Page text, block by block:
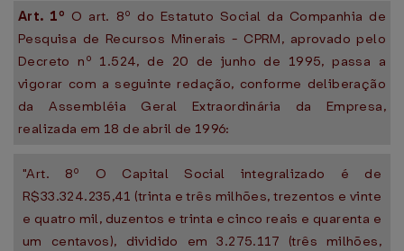
Art. 1º O art. 8º do Estatuto Social da Companhia de
Pesquisa de Recursos Minerais - CPRM, aprovado pelo
Decreto nº 1.524, de 20 de junho de 1995, passa a
vigorar com a seguinte redação, conforme deliberação
da Assembléia Geral Extraordinária da Empresa,
realizada em 18 de abril de 1996:
"Art. 8º O Capital Social integralizado é de
R$33.324.235,41 (trinta e três milhões, trezentos e vinte
e quatro mil, duzentos e trinta e cinco reais e quarenta e
um centavos), dividido em 3.275.117 (três milhões,